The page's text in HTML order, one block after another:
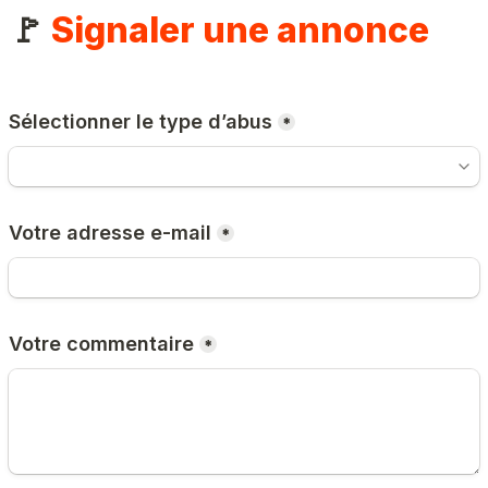
🚩 Signaler une annonce
Sélectionner le type d’abus *
Votre adresse e-mail *
Votre commentaire *